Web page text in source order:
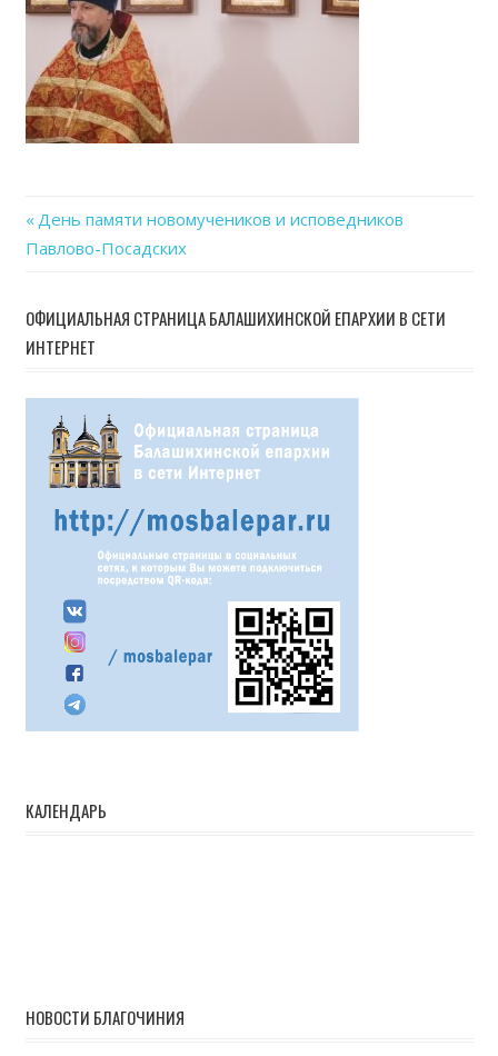
Навигация
записям
Previous
Post:
День памяти новомучеников и исповедников
Павлово-Посадских
ОФИЦИАЛЬНАЯ СТРАНИЦА БАЛАШИХИНСКОЙ ЕПАРХИИ В СЕТИ
ИНТЕРНЕТ
КАЛЕНДАРЬ
НОВОСТИ БЛАГОЧИНИЯ